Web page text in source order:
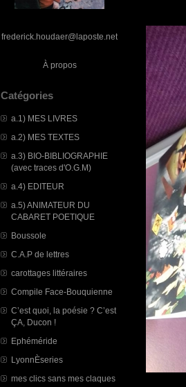
frederick.houdaer@laposte.net
À propos
Catégories
a.1) MES LIVRES
a.2) MES TEXTES
a.3) BIO-BIBLIOGRAPHIE
(avec traces d'O.G.M)
a.4) EDITEUR
a.5) ANIMATEUR DU
CABARET POETIQUE
Boussole
C.A.P de lettres
carottages littéraires
Compile Face-Bouquienne
C’est quoi, la poésie ? C’est
ÇA, Ducon !
Ephéméride
LyonnÈseries
mes clics sans mes claques